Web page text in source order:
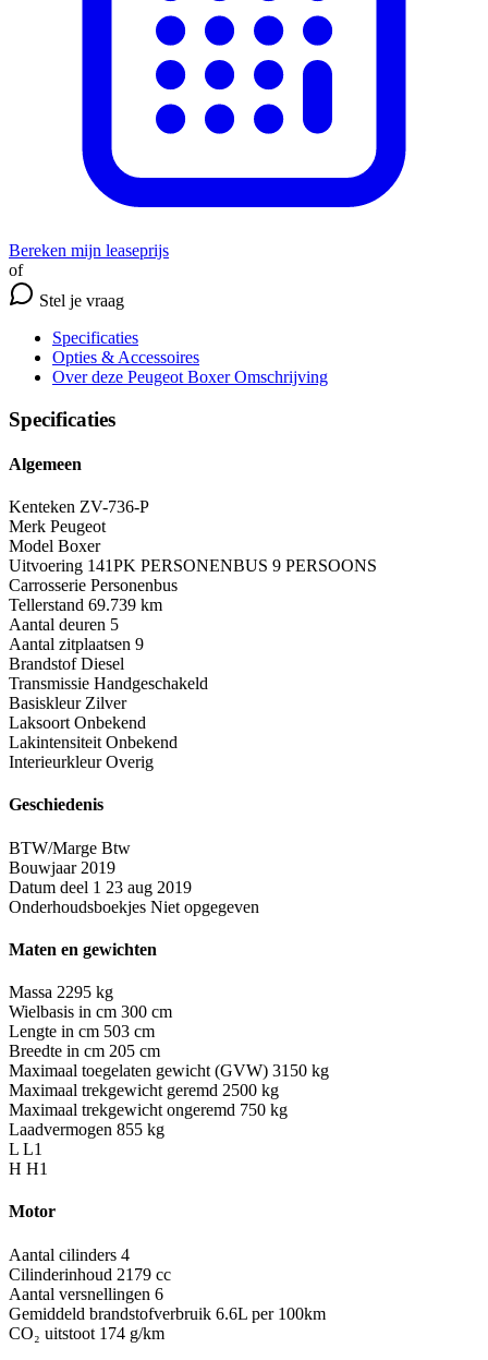
Bereken mijn leaseprijs
of
Stel je vraag
Specificaties
Opties & Accessoires
Over deze Peugeot Boxer Omschrijving
Specificaties
Algemeen
Kenteken ZV-736-P
Merk Peugeot
Model Boxer
Uitvoering 141PK PERSONENBUS 9 PERSOONS
Carrosserie Personenbus
Tellerstand 69.739 km
Aantal deuren 5
Aantal zitplaatsen 9
Brandstof Diesel
Transmissie Handgeschakeld
Basiskleur Zilver
Laksoort Onbekend
Lakintensiteit Onbekend
Interieurkleur Overig
Geschiedenis
BTW/Marge Btw
Bouwjaar 2019
Datum deel 1 23 aug 2019
Onderhoudsboekjes Niet opgegeven
Maten en gewichten
Massa 2295 kg
Wielbasis in cm 300 cm
Lengte in cm 503 cm
Breedte in cm 205 cm
Maximaal toegelaten gewicht (GVW) 3150 kg
Maximaal trekgewicht geremd 2500 kg
Maximaal trekgewicht ongeremd 750 kg
Laadvermogen 855 kg
L L1
H H1
Motor
Aantal cilinders 4
Cilinderinhoud 2179 cc
Aantal versnellingen 6
Gemiddeld brandstofverbruik 6.6L per 100km
CO₂ uitstoot 174 g/km